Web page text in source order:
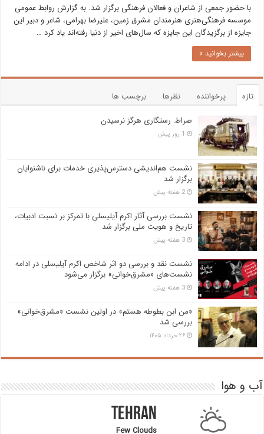
با حضور جمعی از شاعران و فعالان فرهنگی برگزار شد. به گزارش روابط عمومی
موسسه فرهنگی‌هنری هنرمندان مشرق زمین، علیرضا بهرامی، شاعر و دبیر این
جایزه از برگزیدگان این جایزه که سال‌های اخیر از دنیا رفته‌اند یاد کرد …
بیشتر بخوانید »
تازه پرخواننده نظرها
برچسب ها
صراط: رستگاری هرگز نرسیدن
1 روز پیش
نشست هم‌اندیشی دسترس‌پذیری خدمات برای ناشنوایان
برگزار شد
2 هفته پیش
نشست بررسی آثار اکرم آیلیسلی با تمرکز بر نسبت ادبیات،
تاریخ و هویت ملی برگزار شد
3 هفته پیش
نشست نقد و بررسی دو اثر شاخص اکرم آیلیسلی در ادامه
نشست‌های «مشرق‌خوانی» برگزار می‌شود
3 هفته پیش
«من ابن بطوطه هستم» در اولین نشست «مشرق‌خوانی»
بررسی شد
۲۶ خرداد ۱۴۰۵
آب و هوا
Tehran
Few Clouds